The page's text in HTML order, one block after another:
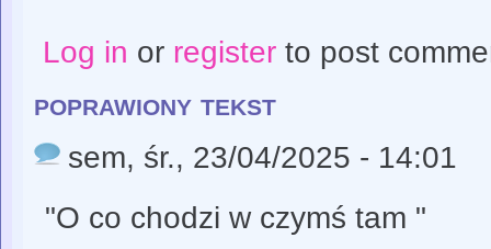
Log in or registerto post
poprawiony tekst
sem, śr., 23/04/2025 - 14:01
"O co chodzi w czymś tam "